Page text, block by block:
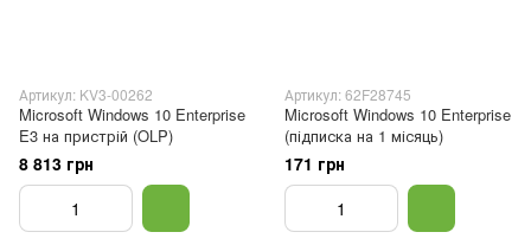
Артикул: KV3-00262
Microsoft Windows 10 Enterprise
E3 на пристрій (OLP)
8 813 грн
Артикул: 62F28745
Microsoft Windows 10 Enterprise
(підписка на 1 місяць)
171 грн